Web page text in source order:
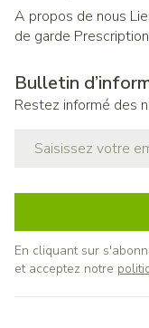
A propos de nous
de garde Prescription
Bulletin
Restez informé des
En cliquant sur
et acceptez notre